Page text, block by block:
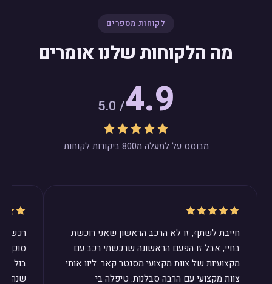
לקוחות מספרים
מה הלקוחות שלנו אומרים
4.9
/ 5.0
מבוסס על למעלה מ800 ביקורות לקוחות
חייבת לשתף, זו לא הרכב הראשון שאני רוכשת
בחיי, אבל זו הפעם הראשונה שרכשתי רכב עם
מקצועיות של צוות מקצועי מסנטר קאר. ליוו אותי
צוות מקצועי עם הרבה סבלנות. טיפלה בי
רכשנו
סוכן
בול
שנהיה